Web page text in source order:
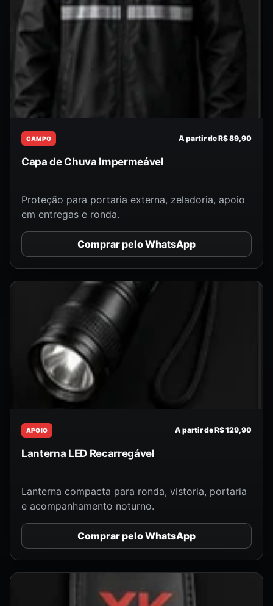
CAMPO A partir de R$ 89,90
Capa de Chuva Impermeável
Proteção para portaria externa, zeladoria, apoio
em entregas e ronda.
Comprar pelo WhatsApp
APOIO A partir de R$ 129,90
Lanterna LED Recarregável
Lanterna compacta para ronda, vistoria, portaria
e acompanhamento noturno.
Comprar pelo WhatsApp